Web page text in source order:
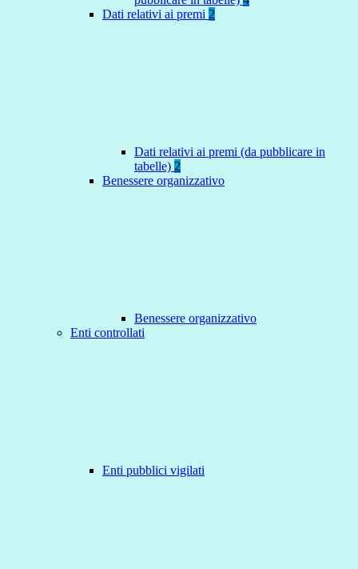
Dati relativi ai premi 2
Dati relativi ai premi (da pubblicare in
tabelle) 2
Benessere organizzativo
Benessere organizzativo
Enti controllati
Enti pubblici vigilati